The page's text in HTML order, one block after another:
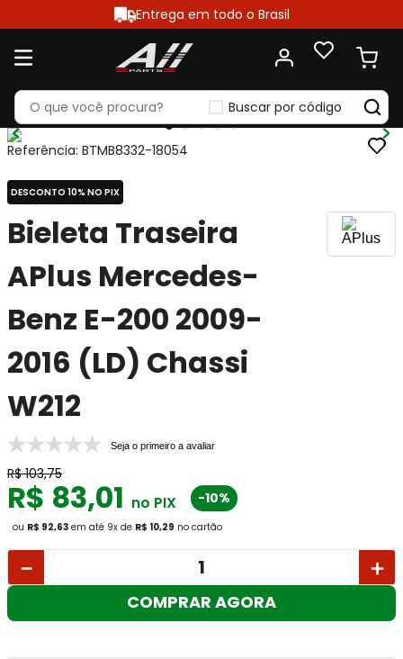
Entrega em todo o Brasil
Buscar por código
Referência: BTMB8332-18054
DESCONTO 10% NO PIX
Bieleta Traseira
APlus Mercedes-
Benz E-200 2009-
2016 (LD) Chassi
W212
Seja o primeiro a avaliar
R$ 103,75
R$ 83,01 no PIX -10%
ou R$ 92,63 em até 9x de R$ 10,29 no cartão
＋
－
COMPRAR AGORA